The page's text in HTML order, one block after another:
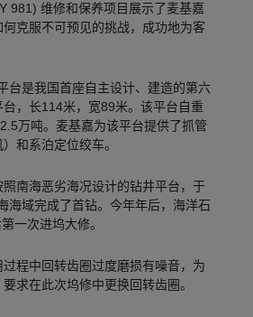
981) 维修和保养项目展示了麦基嘉
克服不可预见的挑战，成功地为客
台是我国首座自主设计、建造的第六
，长114米，宽89米。该平台自重
万吨。麦基嘉为该平台提供了抓管
和系泊定位绞车。
南海恶劣海况设计的钻井平台，于
海域完成了首钻。今年年后，海洋石
一次进坞大修。
程中回转齿圈过度磨损有噪音，为
求在此次坞修中更换回转齿圈。